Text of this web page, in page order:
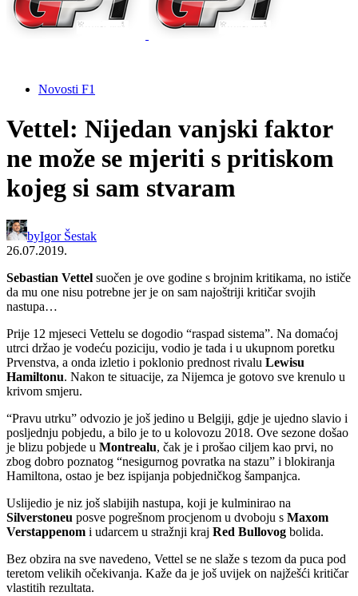
Novosti F1
Vettel: Nijedan vanjski faktor
ne može se mjeriti s pritiskom
kojeg si sam stvaram
byIgor Šestak
26.07.2019.
Sebastian Vettel suočen je ove godine s brojnim kritikama, no ističe
da mu one nisu potrebne jer je on sam najoštriji kritičar svojih
nastupa…
Prije 12 mjeseci Vettelu se dogodio “raspad sistema”. Na domaćoj
utrci držao je vodeću poziciju, vodio je tada i u ukupnom poretku
Prvenstva, a onda izletio i poklonio prednost rivalu Lewisu
Hamiltonu. Nakon te situacije, za Nijemca je gotovo sve krenulo u
krivom smjeru.
“Pravu utrku” odvozio je još jedino u Belgiji, gdje je ujedno slavio i
posljednju pobjedu, a bilo je to u kolovozu 2018. Ove sezone došao
je blizu pobjede u Montrealu, čak je i prošao ciljem kao prvi, no
zbog dobro poznatog “nesigurnog povratka na stazu” i blokiranja
Hamiltona, ostao je bez ispijanja pobjedničkog šampanjca.
Uslijedio je niz još slabijih nastupa, koji je kulminirao na
Silverstoneu posve pogrešnom procjenom u dvoboju s Maxom
Verstappenom i udarcem u stražnji kraj Red Bullovog bolida.
Bez obzira na sve navedeno, Vettel se ne slaže s tezom da puca pod
teretom velikih očekivanja. Kaže da je još uvijek on najžešći kritičar
vlastitih rezultata.